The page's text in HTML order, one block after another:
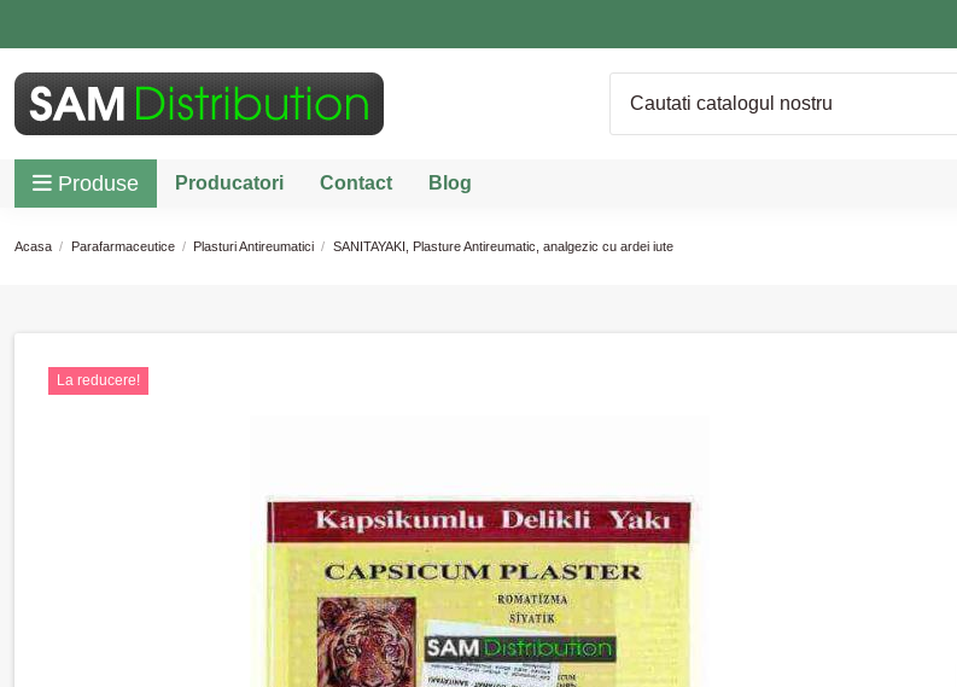
Produse Producatori Contact Blog
Acasa Parafarmaceutice Plasturi Antireumatici SANITAYAKI, Plasture Antireumatic, analgezic cu ardei iute
La reducere!